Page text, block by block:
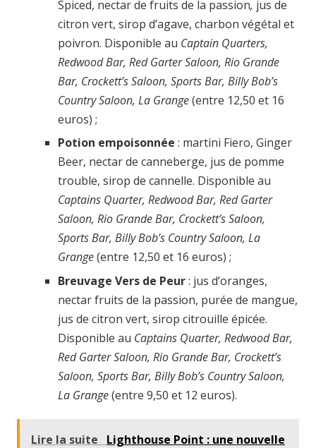
Spiced, nectar de fruits de la passion, jus de
citron vert, sirop d’agave, charbon végétal et
poivron. Disponible au Captain Quarters,
Redwood Bar, Red Garter Saloon, Rio Grande
Bar, Crockett’s Saloon, Sports Bar, Billy Bob’s
Country Saloon, La Grange(entre 12,50 et 16
euros) ;
Potion empoisonnée : martini Fiero, Ginger
Beer, nectar de canneberge, jus de pomme
trouble, sirop de cannelle. Disponible au
Captains Quarter, Redwood Bar, Red Garter
Saloon, Rio Grande Bar, Crockett’s Saloon,
Sports Bar, Billy Bob’s Country Saloon, La
Grange(entre 12,50 et 16 euros) ;
Breuvage Vers de Peur: jus d’oranges,
nectar fruits de la passion, purée de mangue,
jus de citron vert, sirop citrouille épicée.
Disponible au Captains Quarter, Redwood Bar,
Red Garter Saloon, Rio Grande Bar, Crockett’s
Saloon, Sports Bar, Billy Bob’s Country Saloon,
La Grange(entre 9,50 et 12 euros).
Lire la suite
Lighthouse Point : une nouvelle